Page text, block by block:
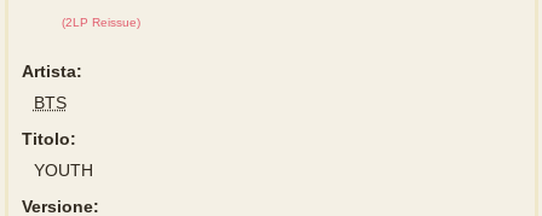
(2LP Reissue)
Artista:
BTS
Titolo:
YOUTH
Versione: